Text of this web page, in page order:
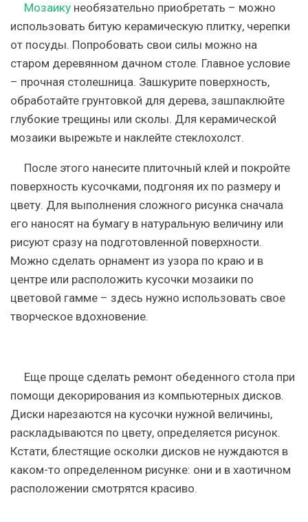
Мозаику необязательно приобретать – можно
использовать битую керамическую плитку, черепки
от посуды. Попробовать свои силы можно на
старом деревянном дачном столе. Главное условие
– прочная столешница. Зашкурите поверхность,
обработайте грунтовкой для дерева, зашпаклюйте
глубокие трещины или сколы. Для керамической
мозаики вырежьте и наклейте стеклохолст.
После этого нанесите плиточный клей и покройте
поверхность кусочками, подгоняя их по размеру и
цвету. Для выполнения сложного рисунка сначала
его наносят на бумагу в натуральную величину или
рисуют сразу на подготовленной поверхности.
Можно сделать орнамент из узора по краю и в
центре или расположить кусочки мозаики по
цветовой гамме – здесь нужно использовать свое
творческое вдохновение.
Еще проще сделать ремонт обеденного стола при
помощи декорирования из компьютерных дисков.
Диски нарезаются на кусочки нужной величины,
раскладываются по цвету, определяется рисунок.
Кстати, блестящие осколки дисков не нуждаются в
каком-то определенном рисунке: они и в хаотичном
расположении смотрятся красиво.